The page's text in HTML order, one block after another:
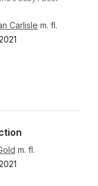
Carlisle m. fl.
m. fl.